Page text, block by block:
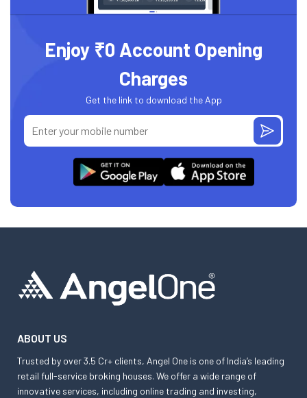
Enjoy ₹0 Account Opening
Charges
Get the link to download the App
ABOUT US
Trusted by over 3.5 Cr+ clients, Angel One is one of India’s leading
retail full-service broking houses. We offer a wide range of
innovative services, including online trading and investing,